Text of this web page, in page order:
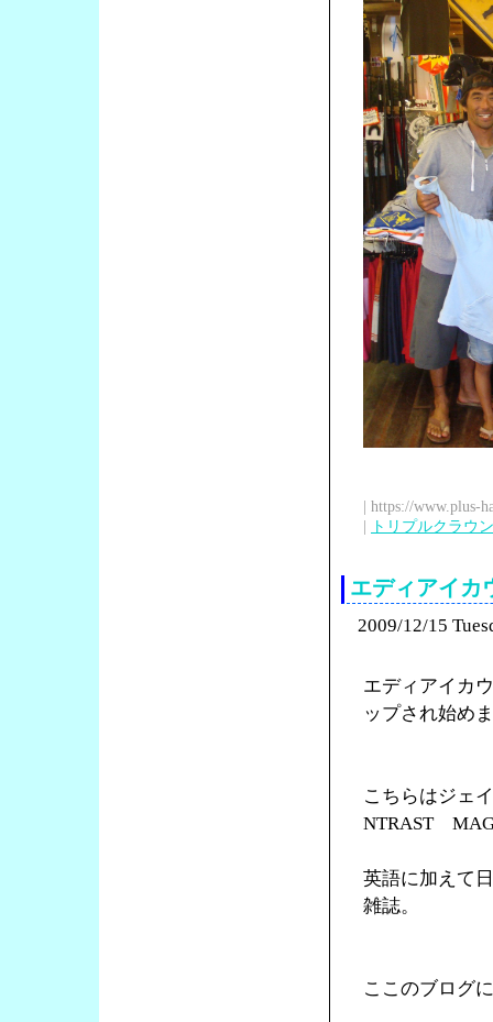
| https://www.plus-
|
トリプルクラウ
エディアイカ
2009/12/15
エディアイカ
ップされ始め
こちらはジェ
NTRAST
英語に加えて
雑誌。
ここのブログ